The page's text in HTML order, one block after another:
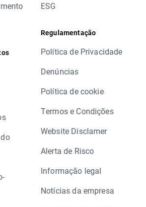
ESG
Regulamentação
Política de Privacidade
Denúncias
Política de cookie
Termos e Condições
Website Disclamer
Alerta de Risco
Informação legal
Notícias da empresa